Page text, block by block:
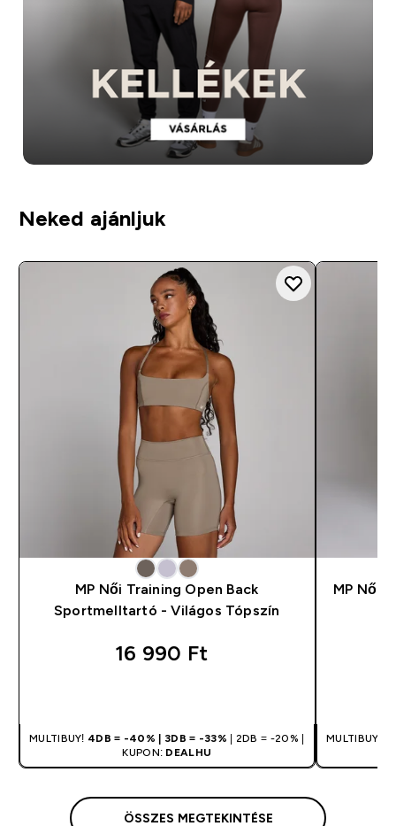
Neked ajánljuk
MP Női Training Open Back
Sportmelltartó - Világos Tópszín
16 990 Ft‎
MULTIBUY! 4DB = -40% | 3DB = -33% | 2DB = -20% |
KUPON: DEALHU
MP Női
MULTIBUY!
ÖSSZES MEGTEKINTÉSE